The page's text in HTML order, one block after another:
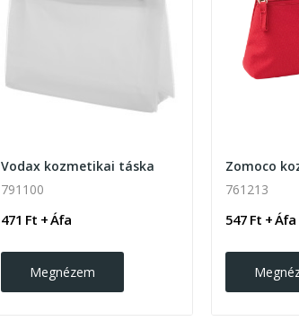
Vodax kozmetikai táska
791100
471 Ft + Áfa
Megnézem
Zomoco
761213
547 Ft + Áfa